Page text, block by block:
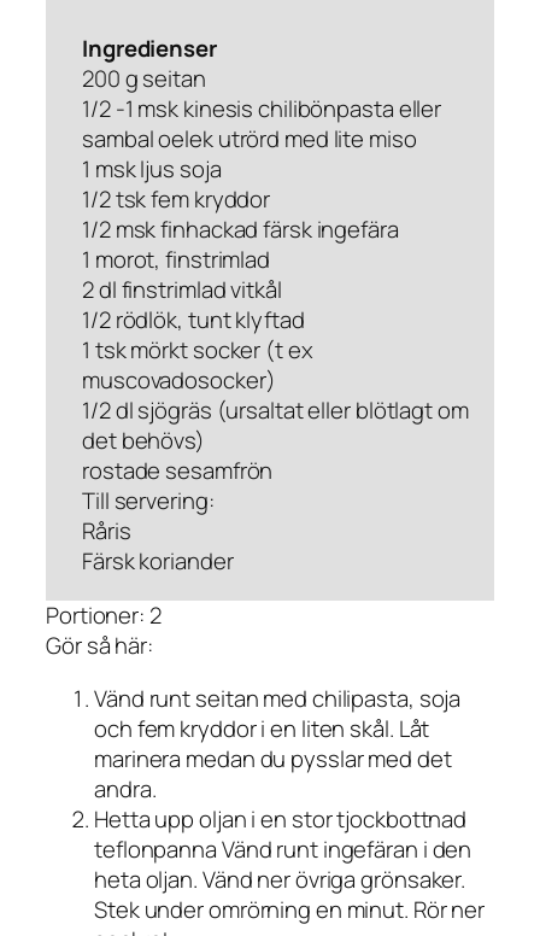
Ingredienser
200 g seitan
1/2 -1 msk kinesis chilibönpasta eller
sambal oelek utrörd med lite miso
1 msk ljus soja
1/2 tsk fem kryddor
1/2 msk finhackad färsk ingefära
1 morot, finstrimlad
2 dl finstrimlad vitkål
1/2 rödlök, tunt klyftad
1 tsk mörkt socker (t ex
muscovadosocker)
1/2 dl sjögräs (ursaltat eller blötlagt om
det behövs)
rostade sesamfrön
Till servering:
Råris
Färsk koriander
Portioner: 2
Gör så här:
Vänd runt seitan med chilipasta, soja
och fem kryddor i en liten skål. Låt
marinera medan du pysslar med det
andra.
Hetta upp oljan i en stor tjockbottnad
teflonpanna Vänd runt ingefäran i den
heta oljan. Vänd ner övriga grönsaker.
Stek under omrörning en minut. Rör ner